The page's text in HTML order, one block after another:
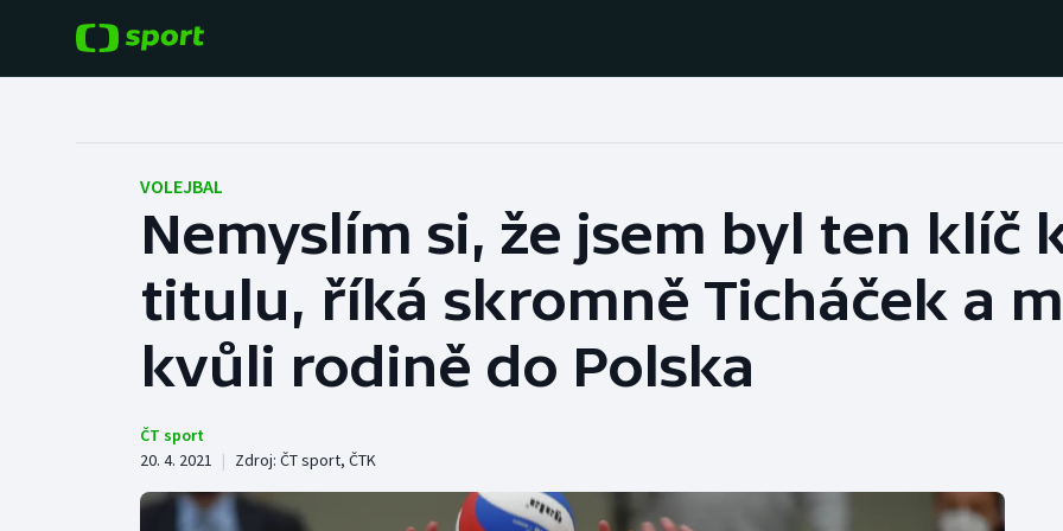
Hokej
Tenis
Atletika
Baseball a softbal
Basketbal
Biatlon
Jezdectví
Judo
Krasobruslení
Rychlobruslení
Rychlostní
kanoistika
VOLEJBAL
Nemyslím si, že jsem byl ten klíč
titulu, říká skromně Ticháček a
kvůli rodině do Polska
ČT sport
20. 4. 2021 | Zdroj: ČT sport, ČTK